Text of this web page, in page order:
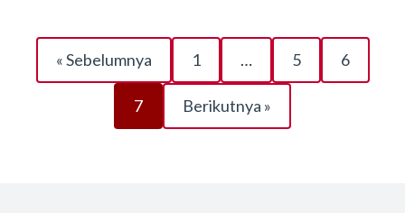
« Sebelumnya 1 … 5 6
7 Berikutnya »